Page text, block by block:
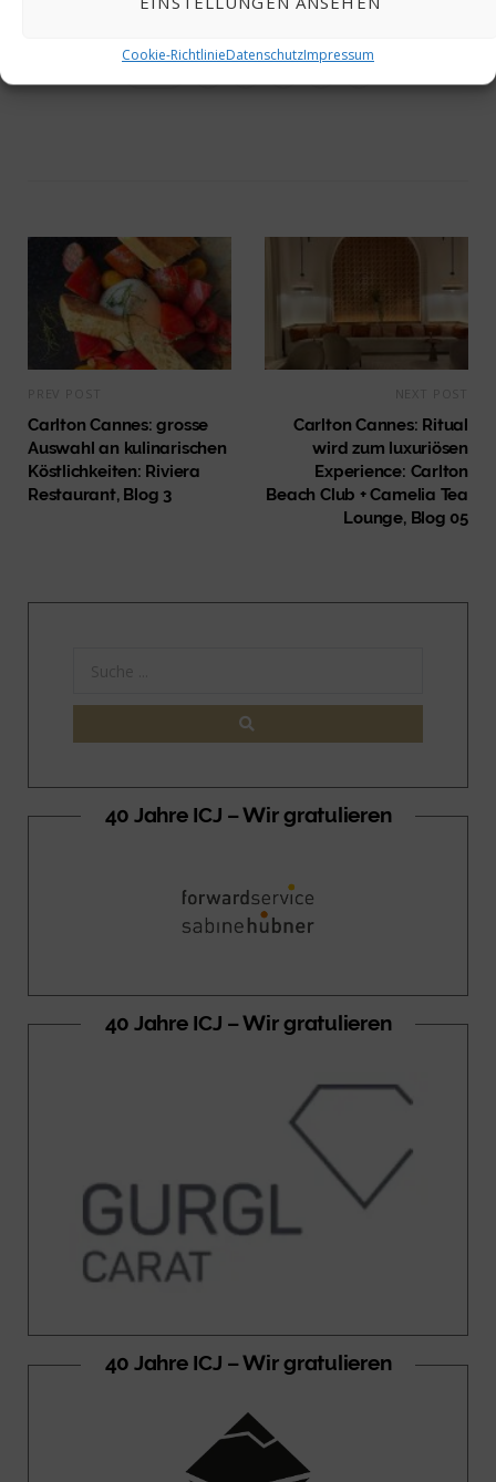
Cookie-RichtlinieDatenschutzImpressum
Carlton Cannes: grosse
Auswahl an kulinarischen
Köstlichkeiten: Riviera
Restaurant, Blog 3
Carlton Cannes: Ritual
wird zum luxuriösen
Experience: Carlton
Beach Club + Camelia Tea
Lounge, Blog 05
40 Jahre ICJ – Wir gratulieren
40 Jahre ICJ – Wir gratulieren
40 Jahre ICJ – Wir gratulieren